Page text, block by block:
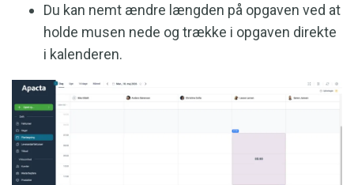
Du kan nemt ændre længden på opgaven ved at
holde musen nede og trække i opgaven direkte
i kalenderen.